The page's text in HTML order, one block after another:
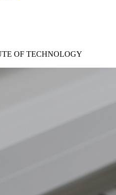
OF TECHNOLOGY